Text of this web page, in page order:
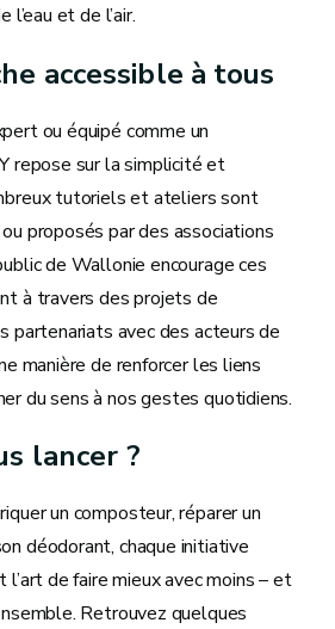
et de l’air.
accessible à tous
ou équipé comme un
repose sur la simplicité et
tutoriels et ateliers sont
proposés par des associations
de Wallonie encourage ces
à travers des projets de
partenariats avec des acteurs de
manière de renforcer les liens
du sens à nos gestes quotidiens.
lancer ?
un composteur, réparer un
déodorant, chaque initiative
l’art de faire mieux avec moins – et
Retrouvez quelques